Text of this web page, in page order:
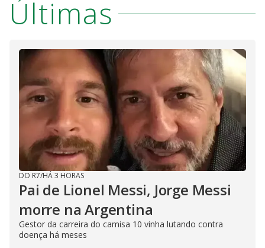
Últimas
DO R7/HÁ 3 HORAS
Pai de Lionel Messi, Jorge Messi
morre na Argentina
Gestor da carreira do camisa 10 vinha lutando contra
doença há meses